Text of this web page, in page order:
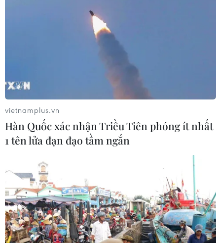
vietnamplus.vn
Hàn Quốc xác nhận Triều Tiên phóng ít nhất
1 tên lửa đạn đạo tầm ngắn